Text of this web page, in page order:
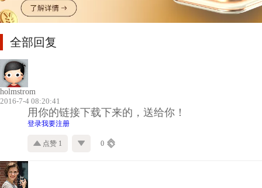
全部回复
holmstrom
2016-7-4 08:20:41
用你的链接下载下来的，送给你！
登录我要注册
点赞 1 0